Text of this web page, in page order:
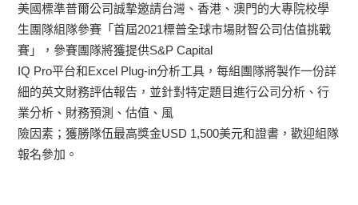
美國標準普爾公司誠摯邀請台灣、香港、澳門的大專院校學
生團隊組隊參賽「首屆2021標普全球市場財智公司估值挑戰
賽」，參賽團隊將獲提供S&P Capital
IQ Pro平台和Excel Plug-in分析工具，每組團隊將製作一份詳
細的英文財務評估報告，並針對特定題目進行公司分析、行
業分析、財務預測、估值、風
險因素；獲勝隊伍最高獎金USD 1,500美元和證書，歡迎組隊
報名參加。